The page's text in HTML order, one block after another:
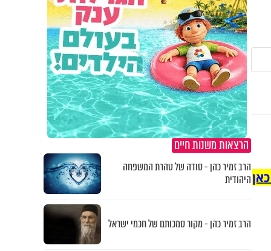
הרצאות משנות חיים
הרב זמיר כהן - סודה של טהרת המשפחה
היהודית
הרב זמיר כהן - מקור סמכותם של חכמי ישראל